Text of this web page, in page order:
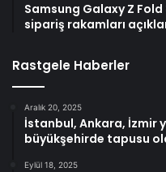
Samsung Galaxy Z
sipariş rakamları
Rastgele Haberler
Aralık 20, 2025
İstanbul, Ankara, İzmir
büyükşehirde tapusu
Eylül 18, 2025